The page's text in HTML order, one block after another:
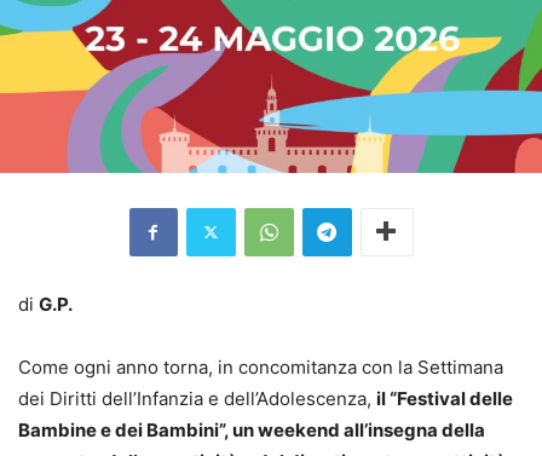
di G.P.
Come ogni anno torna, in concomitanza con la Settimana
dei Diritti dell’Infanzia e dell’Adolescenza, il “Festival delle
Bambine e dei Bambini”, un weekend all’insegna della